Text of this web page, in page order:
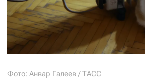
Фото: Анвар Галеев / ТАСС